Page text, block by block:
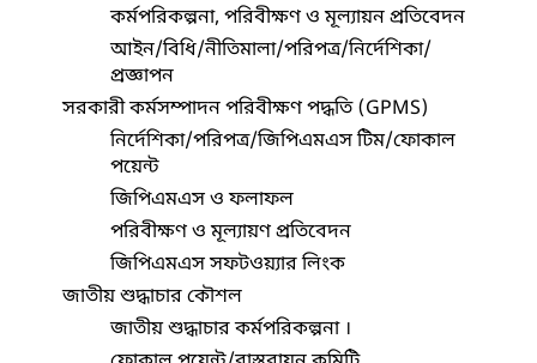
কর্মপরিকল্পনা, পরিবীক্ষণ ও মূল্যায়ন প্রতিবেদন
আইন/বিধি/নীতিমালা/পরিপত্র/নির্দেশিকা/
প্রজ্ঞাপন
সরকারী কর্মসম্পাদন পরিবীক্ষণ পদ্ধতি (GPMS)
নির্দেশিকা/পরিপত্র/জিপিএমএস টিম/ফোকাল
পয়েন্ট
জিপিএমএস ও ফলাফল
পরিবীক্ষণ ও মূল্যায়ণ প্রতিবেদন
জিপিএমএস সফটওয়্যার লিংক
জাতীয় শুদ্ধাচার কৌশল
জাতীয় শুদ্ধাচার কর্মপরিকল্পনা ।